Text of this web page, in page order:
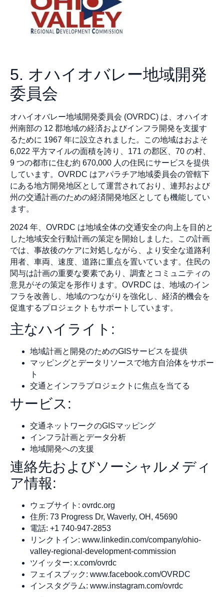
5. オハイオバレー地域開発
委員会
オハイオバレー地域開発委員会 (OVRDC) は、オハイオ
州南部の 12 郡地域の経済およびインフラ開発を支援す
るために 1967 年に設立されました。この地域はおよそ
6,022 平方マイルの面積を誇り、171 の郡区、70 の村、
9 つの都市に住む約 670,000 人の住民にサービスを提供
しています。OVRDC はアパラチア地域委員会の管轄下
にある地方開発地区として運営されており、連邦および
州の交通計画のための経済開発地区としても機能してい
ます。
2024 年、OVRDC は地域全体の交通安全の向上を目的と
した地域安全行動計画の策定を開始しました。この計画
では、事故後のケアに対処しながら、より安全な道路利
用者、車両、速度、道路に重点を置いています。住民の
関与は計画の重要な要素であり、調査とコミュニティの
意見がその策定を形作ります。OVRDC は、地域のイン
フラを改善し、地域のつながりを強化し、経済的機会を
促進するプロジェクトもサポートしています。
主なハイライト:
地域計画と開発のためのGISサービスを提供
マッピングとデータリソースで地方自治体をサポー
ト
交通とインフラプロジェクトに焦点を当てる
サービス:
交通ネットワークのGISマッピング
インフラ計画とデータ分析
地域開発への支援
連絡先およびソーシャルメディ
ア情報:
ウェブサイト: ovrdc.org
住所: 73 Progress Dr, Waverly, OH, 45690
電話: +1 740-947-2853
リンクトイン: www.linkedin.com/company/ohio-
valley-regional-development-commission
ツイッター: x.com/ovrdc
フェイスブック: www.facebook.com/OVRDC
インスタグラム: www.instagram.com/ovrdc